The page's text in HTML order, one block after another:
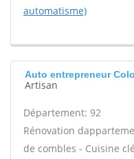
automatisme)
Auto entrepreneur
Artisan
Département: 92
Rénovation
de combles - Cuisine